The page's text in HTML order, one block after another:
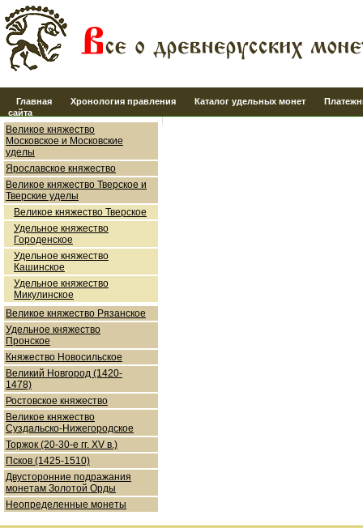
Главная Хронология правления Каталог удельных монет
сайта
Великое княжество
Московское и Московские
уделы
Ярославское княжество
Великое княжество Тверское и
Тверские уделы
Великое княжество Тверское
Удельное княжество
Городенское
Удельное княжество
Кашинское
Удельное княжество
Микулинское
Великое княжество Рязанское
Удельное княжество
Пронское
Княжество Новосильское
Великий Новгород (1420-
1478)
Ростовское княжество
Великое княжество
Суздальско-Нижегородское
Торжок (20-30-е гг. XV в.)
Псков (1425-1510)
Двусторонние подражания
монетам Золотой Орды
Неопределенные монеты